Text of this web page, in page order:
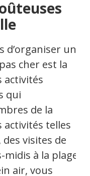
d’organiser un
cher est la
activités
qui
de la
telles
visites de
à la plage
air, vous